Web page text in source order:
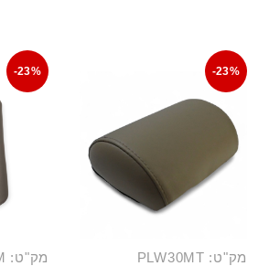
-23%
מק"ט: PLW30MT
-23%
מק"ט: PLW30M